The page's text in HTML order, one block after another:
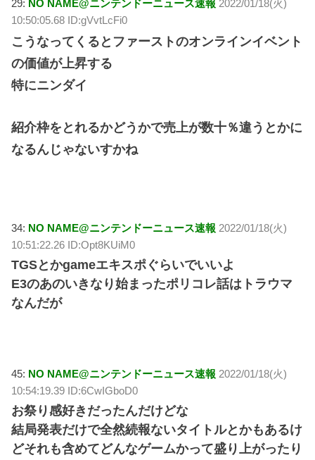
29: NO NAME@ニンテンドーニュース速報 2022/01/18(火)
10:50:05.68 ID:gVvtLcFi0
こうなってくるとファーストのオンラインイベント
の価値が上昇する
特にニンダイ
紹介枠をとれるかどうかで売上が数十％違うとかに
なるんじゃないすかね
34: NO NAME@ニンテンドーニュース速報 2022/01/18(火)
10:51:22.26 ID:Opt8KUiM0
TGSとかgameエキスポぐらいでいいよ
E3のあのいきなり始まったポリコレ話はトラウマ
なんだが
45: NO NAME@ニンテンドーニュース速報 2022/01/18(火)
10:54:19.39 ID:6CwIGboD0
お祭り感好きだったんだけどな
結局発表だけで全然続報ないタイトルとかもあるけ
どそれも含めてどんなゲームかって盛り上がったり